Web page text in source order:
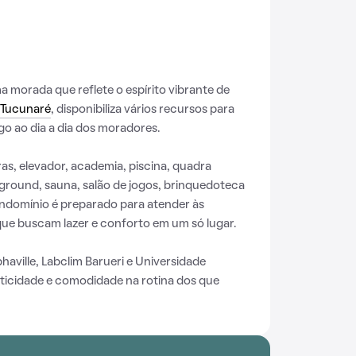
morada que reflete o espírito vibrante de
, disponibiliza vários recursos para
ao dia a dia dos moradores.
elevador, academia, piscina, quadra
sauna, salão de jogos, brinquedoteca
é preparado para atender às
buscam lazer e conforto em um só lugar.
Labclim Barueri e Universidade
e comodidade na rotina dos que